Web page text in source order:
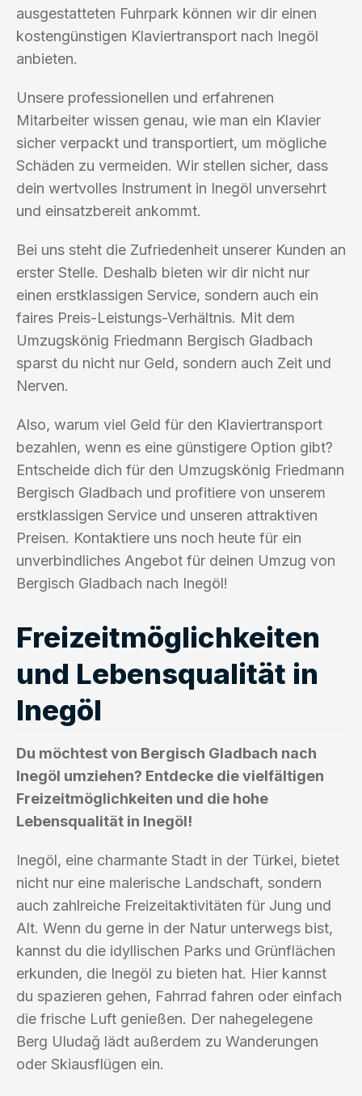
ausgestatteten Fuhrpark können wir dir einen
kostengünstigen Klaviertransport nach Inegöl
anbieten.
Unsere professionellen und erfahrenen
Mitarbeiter wissen genau, wie man ein Klavier
sicher verpackt und transportiert, um mögliche
Schäden zu vermeiden. Wir stellen sicher, dass
dein wertvolles Instrument in Inegöl unversehrt
und einsatzbereit ankommt.
Bei uns steht die Zufriedenheit unserer Kunden an
erster Stelle. Deshalb bieten wir dir nicht nur
einen erstklassigen Service, sondern auch ein
faires Preis-Leistungs-Verhältnis. Mit dem
Umzugskönig Friedmann Bergisch Gladbach
sparst du nicht nur Geld, sondern auch Zeit und
Nerven.
Also, warum viel Geld für den Klaviertransport
bezahlen, wenn es eine günstigere Option gibt?
Entscheide dich für den Umzugskönig Friedmann
Bergisch Gladbach und profitiere von unserem
erstklassigen Service und unseren attraktiven
Preisen. Kontaktiere uns noch heute für ein
unverbindliches Angebot für deinen Umzug von
Bergisch Gladbach nach Inegöl!
Freizeitmöglichkeiten
und Lebensqualität in
Inegöl
Du möchtest von Bergisch Gladbach nach
Inegöl umziehen? Entdecke die vielfältigen
Freizeitmöglichkeiten und die hohe
Lebensqualität in Inegöl!
Inegöl, eine charmante Stadt in der Türkei, bietet
nicht nur eine malerische Landschaft, sondern
auch zahlreiche Freizeitaktivitäten für Jung und
Alt. Wenn du gerne in der Natur unterwegs bist,
kannst du die idyllischen Parks und Grünflächen
erkunden, die Inegöl zu bieten hat. Hier kannst
du spazieren gehen, Fahrrad fahren oder einfach
die frische Luft genießen. Der nahegelegene
Berg Uludağ lädt außerdem zu Wanderungen
oder Skiausflügen ein.